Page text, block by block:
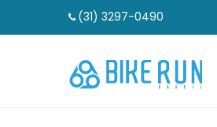
(31) 3297-0490